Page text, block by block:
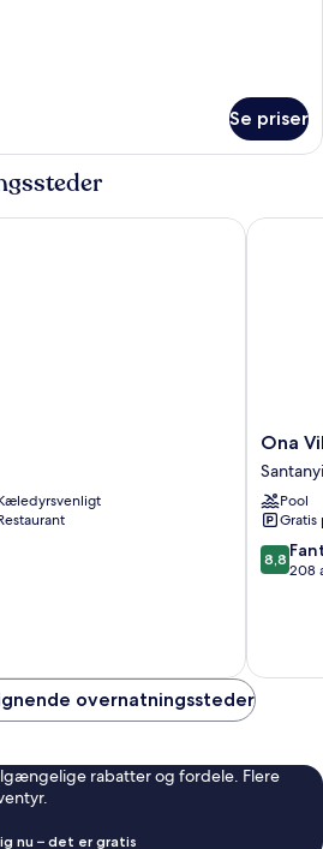
Se priser
Ona
Village
Cala
d'Or
Santanyi
Ona
Santanyi
Pool
Gratis
8.8
ud
8,8
208
Ona
overnatningssteder
rabatter og fordele. Flere
nu – det er gratis